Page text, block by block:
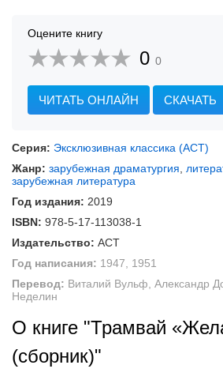
Оцените книгу
0 0
ЧИТАТЬ ОНЛАЙН СКАЧАТЬ
Серия: Эксклюзивная классика (АСТ)
Жанр: зарубежная драматургия
зарубежная литература
Год издания: 2019
ISBN: 978-5-17-113038-1
Издательство: АСТ
Год написания: 1947, 1951
Перевод: Виталий Вульф, Александр
Неделин
О книге "Трамвай
(сборник)"